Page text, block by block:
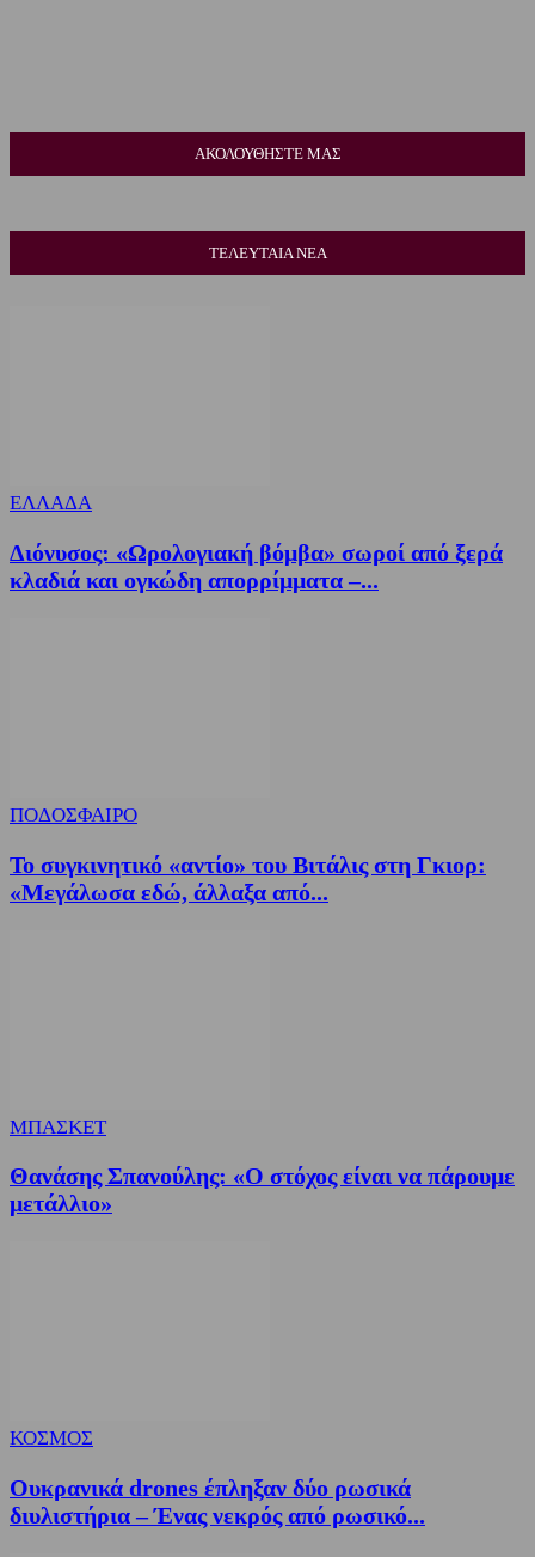
ΑΚΟΛΟΥΘΗΣΤΕ ΜΑΣ
ΤΕΛΕΥΤΑΙΑ ΝΕΑ
ΕΛΛΑΔΑ
Διόνυσος: «Ωρολογιακή βόμβα» σωροί από ξερά
κλαδιά και ογκώδη απορρίμματα –...
ΠΟΔΟΣΦΑΙΡΟ
Το συγκινητικό «αντίο» του Βιτάλις στη Γκιορ:
«Μεγάλωσα εδώ, άλλαξα από...
ΜΠΑΣΚΕΤ
Θανάσης Σπανούλης: «Ο στόχος είναι να πάρουμε
μετάλλιο»
ΚΟΣΜΟΣ
Ουκρανικά drones έπληξαν δύο ρωσικά
διυλιστήρια – Ένας νεκρός από ρωσικό...